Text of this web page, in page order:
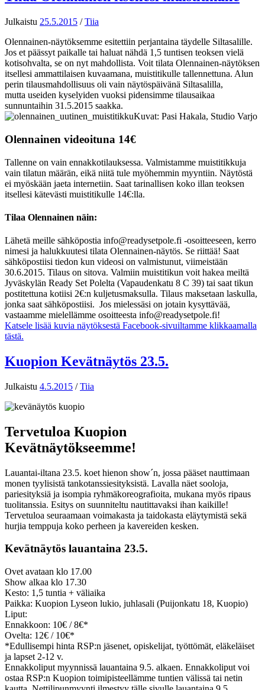
Julkaistu 25.5.2015 /Tiia
Olennainen-näytöksemme esitettiin perjantaina täydelle Siltasalille.
Jos et päässyt paikalle tai haluat nähdä 1,5 tuntisen teoksen vielä
kotisohvalta, se on nyt mahdollista. Voit tilata Olennainen-näytöksen
itsellesi ammattilaisen kuvaamana, muistitikulle tallennettuna. Alun
perin tilausmahdollisuus oli vain näytöspäivänä Siltasalilla,
mutta useiden kyselyiden vuoksi pidensimme tilausaikaa
sunnuntaihin 31.5.2015 saakka.
Kuvat: Pasi Hakala, Studio Varjo
Olennainen videoituna 14€
Tallenne on vain ennakkotilauksessa. Valmistamme muistitikkuja
vain tilatun määrän, eikä niitä tule myöhemmin myyntiin. Näytöstä
ei myöskään jaeta internetiin. Saat tarinallisen koko illan teoksen
itsellesi kätevästi muistitikulle 14€:lla.
Tilaa Olennainen näin:
Lähetä meille sähköpostia info@readysetpole.fi -osoitteeseen, kerro
nimesi ja halukkuutesi tilata Olennainen-näytös. Se riittää! Saat
sähköpostiisi tiedon kun videosi on valmistunut, viimeistään
30.6.2015. Tilaus on sitova. Valmiin muistitikun voit hakea meiltä
Jyväskylän Ready Set Polelta (Vapaudenkatu 8 C 39) tai saat tikun
postitettuna kotiisi 2€:n kuljetusmaksulla. Tilaus maksetaan laskulla,
jonka saat sähköpostiisi. Jos mielessäsi on jotain kysyttävää,
vastaamme mielellämme osoitteesta info@readysetpole.fi!
Katsele lisää kuvia näytöksestä Facebook-sivuiltamme klikkaamalla
tästä.
Kuopion Kevätnäytös 23.5.
Julkaistu 4.5.2015 /Tiia
Tervetuloa Kuopion
Kevätnäytökseemme!
Lauantai-iltana 23.5. koet hienon show´n, jossa pääset nauttimaan
monen tyylisistä tankotanssiesityksistä. Lavalla näet sooloja,
pariesityksiä ja isompia ryhmäkoreografioita, mukana myös ripaus
tuolitanssia. Esitys on suunniteltu nautittavaksi ihan kaikille!
Tervetuloa seuraamaan voimakasta ja taidokasta eläytymistä sekä
hurjia temppuja koko perheen ja kavereiden kesken.
Kevätnäytös lauantaina 23.5.
Ovet avataan klo 17.00
Show alkaa klo 17.30
Kesto: 1,5 tuntia + väliaika
Paikka: Kuopion Lyseon lukio, juhlasali (Puijonkatu 18, Kuopio)
Liput:
Ennakkoon: 10€ / 8€*
Ovelta: 12€ / 10€*
*Edullisempi hinta RSP:n jäsenet, opiskelijat, työttömät, eläkeläiset
ja lapset 2-12 v.
Ennakkoliput myynnissä lauantaina 9.5. alkaen. Ennakkoliput voi
ostaa RSP:n Kuopion toimipisteellämme tuntien välissä tai netin